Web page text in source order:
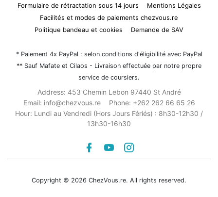
Formulaire de rétractation sous 14 jours
Mentions Légales
Facilités et modes de paiements chezvous.re
Politique bandeau et cookies
Demande de SAV
* Paiement 4x PayPal : selon conditions d'éligibilité avec PayPal
** Sauf Mafate et Cilaos - Livraison effectuée par notre propre
service de coursiers.
Address: 453 Chemin Lebon 97440 St André
Email: info@chezvous.re Phone: +262 262 66 65 26
Hour: Lundi au Vendredi (Hors Jours Fériés) : 8h30-12h30 /
13h30-16h30
Facebook
youtube
instagram
Copyright © 2026 ChezVous.re. All rights reserved.